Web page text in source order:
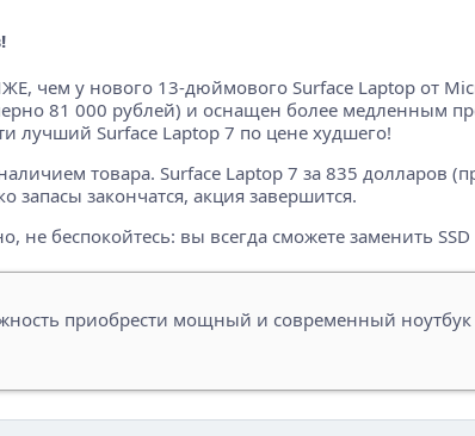
чем у нового 13-дюймового Surface Laptop от
81 000 рублей) и оснащен более медленным
лучший Surface Laptop 7 по цене худшего!
товара. Surface Laptop 7 за 835 долларов
запасы закончатся, акция завершится.
не беспокойтесь: вы всегда сможете заменить
приобрести мощный и современный